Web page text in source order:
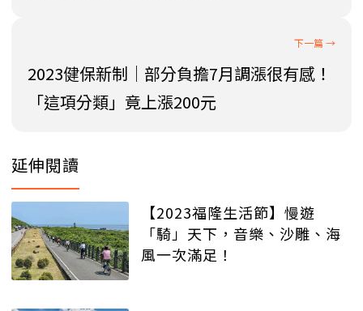
2023健保新制│部分負擔7月調漲很有感！
「這項分類」竟上漲200元
延伸閱讀
【2023福隆生活節】慢遊
「騎」天下，音樂、沙雕、海
風一次滿足！